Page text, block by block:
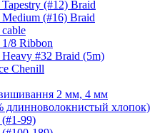
(#12) Braid
(#16) Braid
8 Ribbon
#32 Braid (5m)
Chenill
2 мм, 4 мм
длинноволокнистый хлопок)
99)